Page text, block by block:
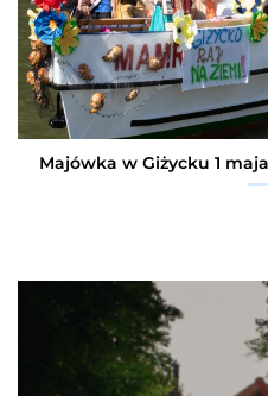
Majówka w Giżycku 1